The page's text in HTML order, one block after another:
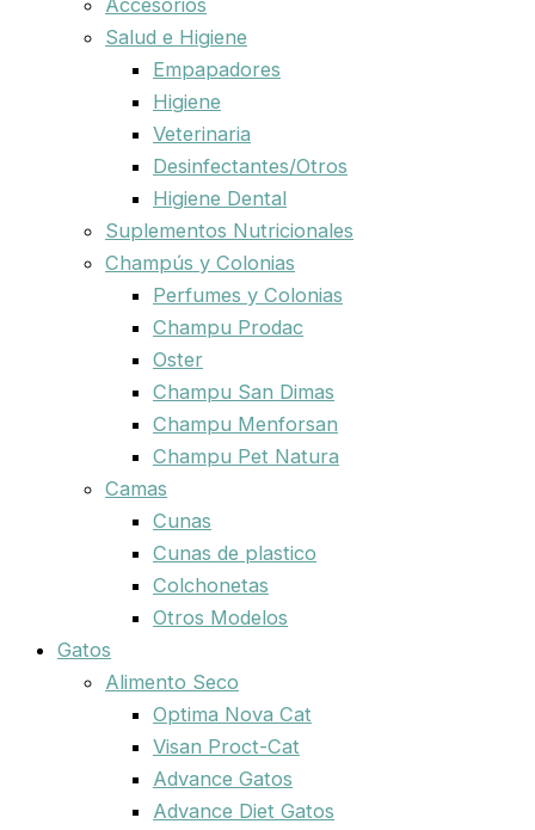
Accesorios
Salud e Higiene
Empapadores
Higiene
Veterinaria
Desinfectantes/Otros
Higiene Dental
Suplementos Nutricionales
Champús y Colonias
Perfumes y Colonias
Champu Prodac
Oster
Champu San Dimas
Champu Menforsan
Champu Pet Natura
Camas
Cunas
Cunas de plastico
Colchonetas
Otros Modelos
Gatos
Alimento Seco
Optima Nova Cat
Visan Proct-Cat
Advance Gatos
Advance Diet Gatos